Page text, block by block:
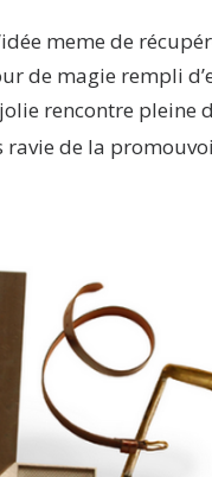
meme de
de magie rempli
rencontre pleine
ravie de la